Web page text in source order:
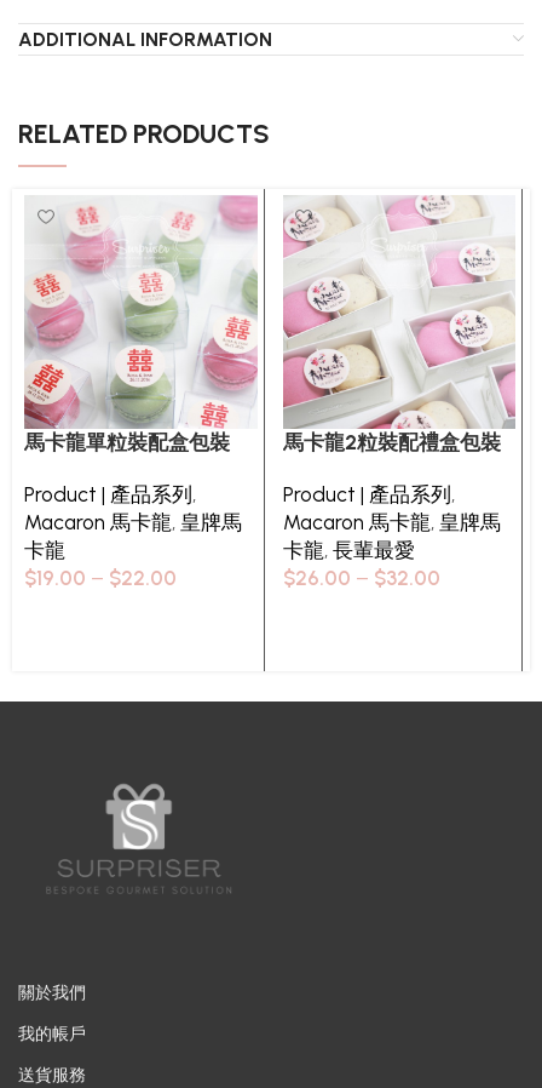
ADDITIONAL INFORMATION
RELATED PRODUCTS
馬卡龍單粒裝配盒包裝
Product | 產品系列,
Macaron 馬卡龍, 皇牌馬
卡龍
$19.00 – $22.00
馬卡龍2粒裝配禮盒包裝
Product | 產品系列,
Macaron 馬卡龍, 皇牌馬
卡龍, 長輩最愛
$26.00 – $32.00
關於我們
我的帳戶
送貨服務